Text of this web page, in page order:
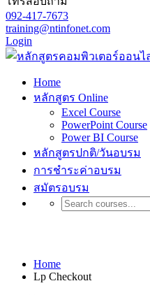
092-417-7673
training@ntinfonet.com
Login
Home
หลักสูตร Online
Excel Course
PowerPoint Course
Power BI Course
หลักสูตรปกติ/วันอบรม
การชำระค่าอบรม
สมัตรอบรม
Home
Lp Checkout